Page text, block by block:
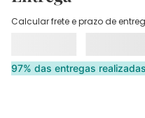
Calcular frete e prazo de
97% das entregas